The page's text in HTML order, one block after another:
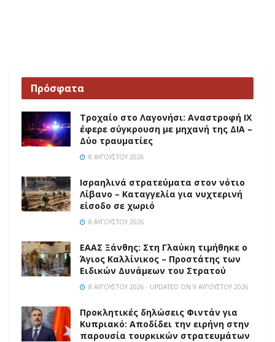
Πρόσφατα
Τροχαίο στο Λαγονήσι: Αναστροφή ΙΧ
έφερε σύγκρουση με μηχανή της ΔΙΑ –
Δύο τραυματίες
8 ΑΥΓΟΎΣΤΟΥ 2026
Ισραηλινά στρατεύματα στον νότιο
Λίβανο – Καταγγελία για νυχτερινή
είσοδο σε χωριό
8 ΑΥΓΟΎΣΤΟΥ 2026
EAAΣ Ξάνθης: Στη Γλαύκη τιμήθηκε ο
Άγιος Καλλίνικος – Προστάτης των
Ειδικών Δυνάμεων του Στρατού
8 ΑΥΓΟΎΣΤΟΥ 2026 - UPDATED ON 9 ΑΥΓΟΎΣΤΟΥ 2026
Προκλητικές δηλώσεις Φιντάν για
Κυπριακό: Αποδίδει την ειρήνη στην
παρουσία τουρκικών στρατευμάτων